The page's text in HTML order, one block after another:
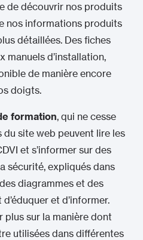
de découvrir nos produits
nos informations produits
détaillées. Des fiches
manuels d’installation,
de manière encore
doigts.
formation, qui ne cesse
du site web peuvent lire les
et s’informer sur des
sécurité, expliqués dans
diagrammes et des
et d’informer.
plus sur la manière dont
utilisées dans différentes